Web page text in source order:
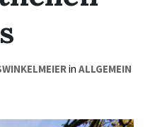
in ALLGEMEIN